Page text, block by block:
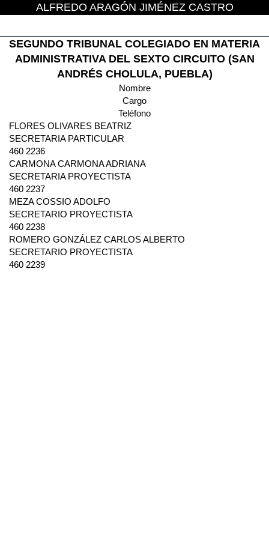
ALFREDO ARAGÓN JIMÉNEZ CASTRO
SEGUNDO TRIBUNAL COLEGIADO EN MATERIA
ADMINISTRATIVA DEL SEXTO CIRCUITO (SAN
ANDRÉS CHOLULA, PUEBLA)
Nombre
Cargo
Teléfono
FLORES OLIVARES BEATRIZ
SECRETARIA PARTICULAR
460 2236
CARMONA CARMONA ADRIANA
SECRETARIA PROYECTISTA
460 2237
MEZA COSSIO ADOLFO
SECRETARIO PROYECTISTA
460 2238
ROMERO GONZÁLEZ CARLOS ALBERTO
SECRETARIO PROYECTISTA
460 2239